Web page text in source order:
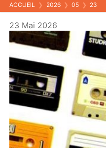
ACCUEIL ❯ 2026 ❯ 05 ❯ 23
23 Mai 2026